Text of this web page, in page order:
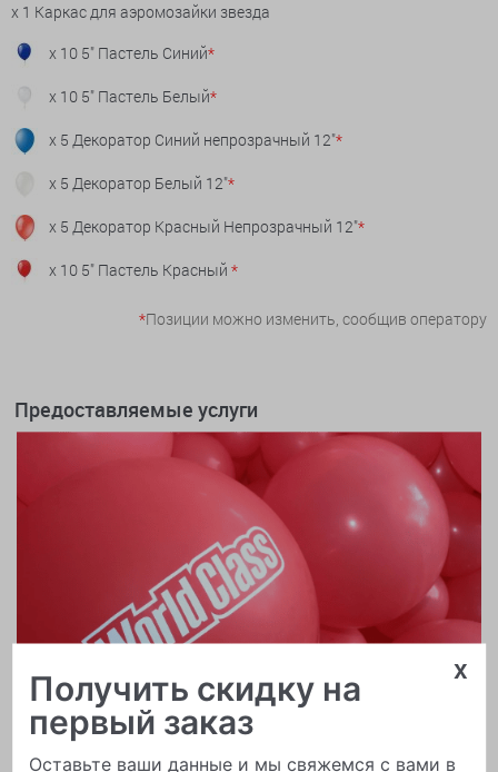
x 1 Каркас для аэромозайки звезда
x 10 5" Пастель Синий*
x 10 5" Пастель Белый*
x 5 Декоратор Синий непрозрачный 12"*
x 5 Декоратор Белый 12"*
x 5 Декоратор Красный Непрозрачный 12"*
x 10 5" Пастель Красный *
*Позиции можно изменить, сообщив оператору
Предоставляемые услуги
x
Получить скидку на
первый заказ
Оставьте ваши данные и мы свяжемся с вами в